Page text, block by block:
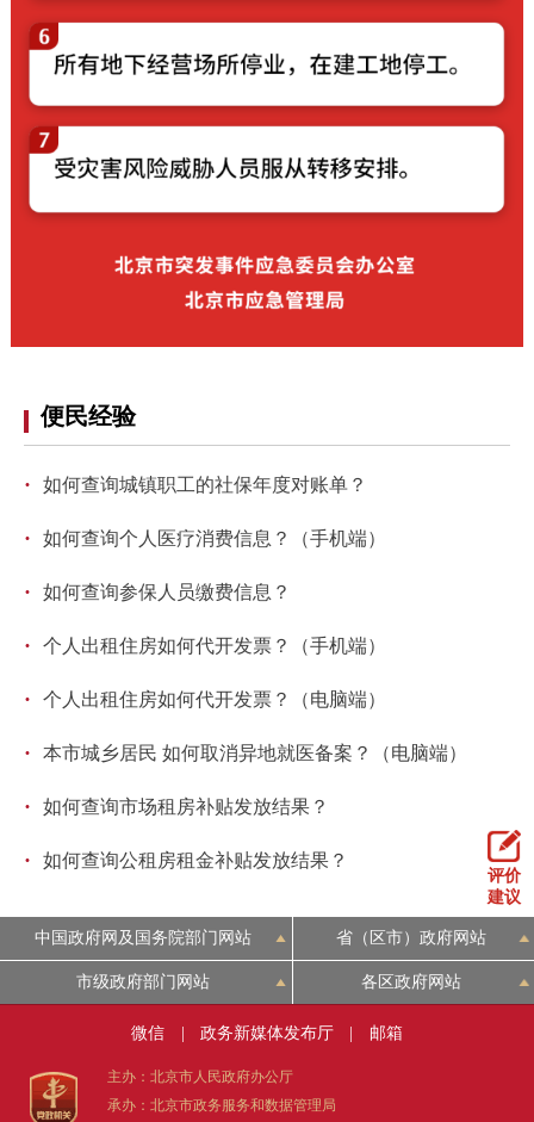
便民经验
· 如何查询城镇职工的社保年度对账单？
· 如何查询个人医疗消费信息？（手机端）
· 如何查询参保人员缴费信息？
· 个人出租住房如何代开发票？（手机端）
· 个人出租住房如何代开发票？（电脑端）
· 本市城乡居民 如何取消异地就医备案？（电脑端）
· 如何查询市场租房补贴发放结果？
· 如何查询公租房租金补贴发放结果？
评价
建议
中国政府网及国务院部门网站 省（区市）政府网站
市级政府部门网站 各区政府网站
微信 政务新媒体发布厅 邮箱
主办：北京市人民政府办公厅
承办：北京市政务服务和数据管理局